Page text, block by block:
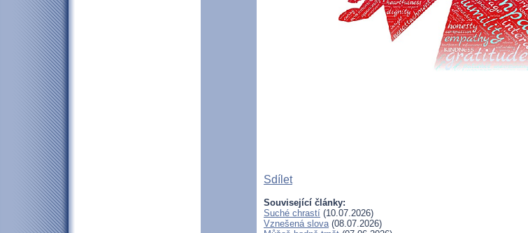
Sdílet
Související články:
Suché chrastí (10.07.2026)
Vznešená slova(08.07.2026)